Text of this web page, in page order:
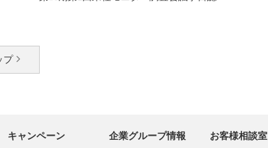
プ
キャンペーン 企業グループ情報 お客様相談室